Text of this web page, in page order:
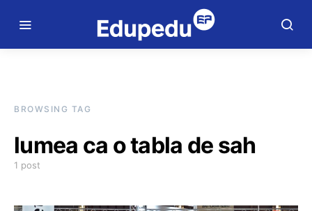
BROWSING TAG
lumea ca o tabla de sah
1 post